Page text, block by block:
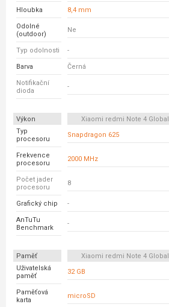
Hloubka 8,4 mm
Odolné
(outdoor)
Ne
Typ odolnosti -
Barva Černá
Notifikační
dioda
-
Výkon Xiaomi redmi Note 4 Global
Typ
procesoru
Snapdragon 625
Frekvence
procesoru
2000 MHz
Počet jader
procesoru
8
Grafický chip -
AnTuTu
Benchmark
-
Paměť Xiaomi redmi Note 4 Global
Uživatelská
paměť
32 GB
Paměťová
karta
microSD